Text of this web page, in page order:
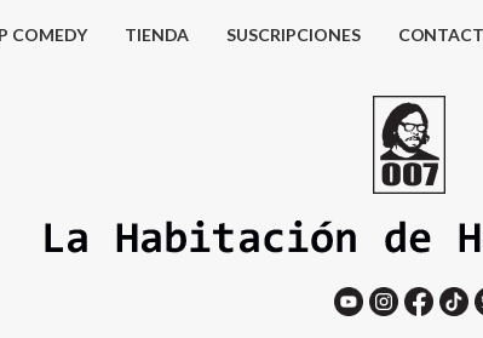
COMEDY TIENDA SUSCRIPCIONES